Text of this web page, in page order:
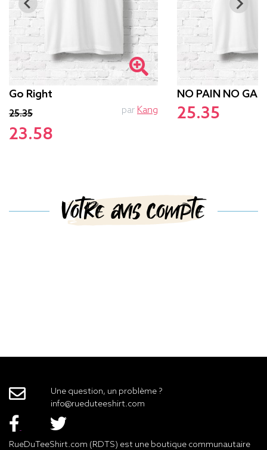
Go Right
25.35
23.58
par Kang
NO PAIN NO
25.35
Votre avis compte
Une question, un problème ?
info@rueduteeshirt.com
RueDuTeeShirt.com (RDTS) est une boutique communautaire